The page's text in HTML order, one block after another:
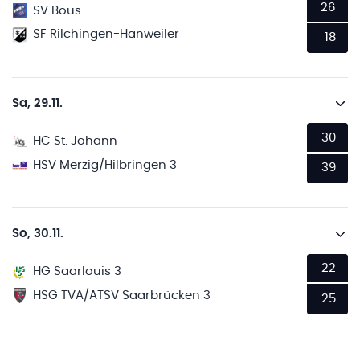
SV Bous
SF Rilchingen-Hanweiler
26
18
Sa, 29.11.
HC St. Johann
HSV Merzig/Hilbringen 3
30
39
So, 30.11.
HG Saarlouis 3
HSG TVA/ATSV Saarbrücken 3
22
25